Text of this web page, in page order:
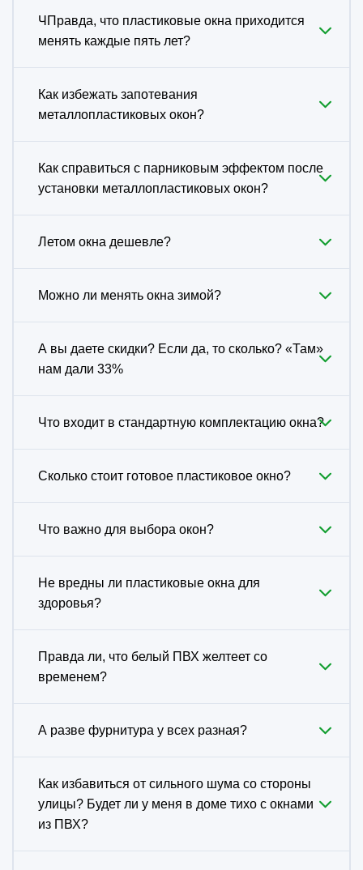
ЧПравда, что пластиковые окна приходится
менять каждые пять лет?
Как избежать запотевания
металлопластиковых окон?
Как справиться с парниковым эффектом после
установки металлопластиковых окон?
Летом окна дешевле?
Можно ли менять окна зимой?
А вы даете скидки? Если да, то сколько? «Там»
нам дали 33%
Что входит в стандартную комплектацию окна?
Сколько стоит готовое пластиковое окно?
Что важно для выбора окон?
Не вредны ли пластиковые окна для
здоровья?
Правда ли, что белый ПВХ желтеет со
временем?
А разве фурнитура у всех разная?
Как избавиться от сильного шума со стороны
улицы? Будет ли у меня в доме тихо с окнами
из ПВХ?